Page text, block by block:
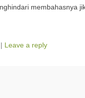
membahasnya
| Leave a reply